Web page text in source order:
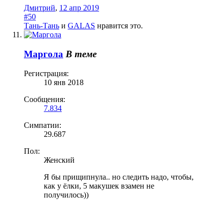
Дмитрий, 12 апр 2019
#50
Тань-Тань и GALAS нравится это.
Маргола В теме
Регистрация:
10 янв 2018
Сообщения:
7.834
Симпатии:
29.687
Пол:
Женский
Я бы прищипнула.. но следить надо, чтобы,
как у ёлки, 5 макушек взамен не
получилось))